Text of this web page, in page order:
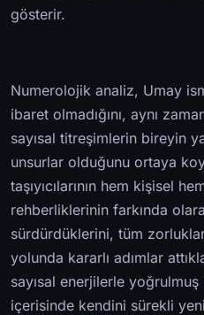
gösterir.
Numerolojik analiz, Umay
ibaret olmadığını, aynı
sayısal titreşimlerin bireyin
unsurlar olduğunu ortaya
taşıyıcılarının hem kişisel
rehberliklerinin farkında
sürdürdüklerini, tüm
yolunda kararlı adımlar
sayısal enerjilerle yoğrulmuş
içerisinde kendini sürekli